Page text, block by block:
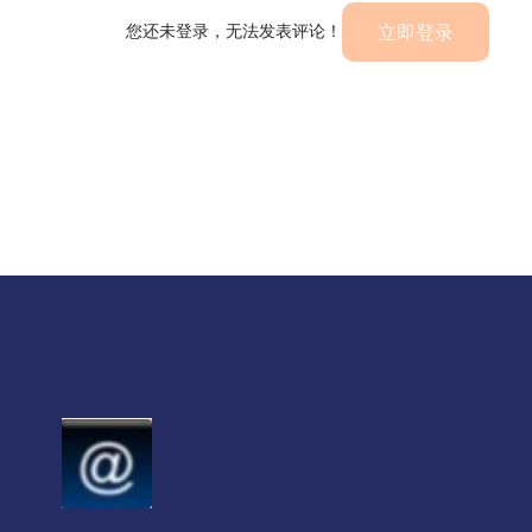
您还未登录，无法发表评论！ 立即登录